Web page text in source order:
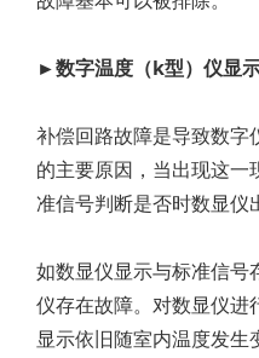
►数字温度（k型）仪显
补偿回路故障是导致数字
的主要原因，当出现这
准信号判断是否时数显仪
如数显仪显示与标准信号
仪存在故障。对数显仪进
显示依旧随室内温度发